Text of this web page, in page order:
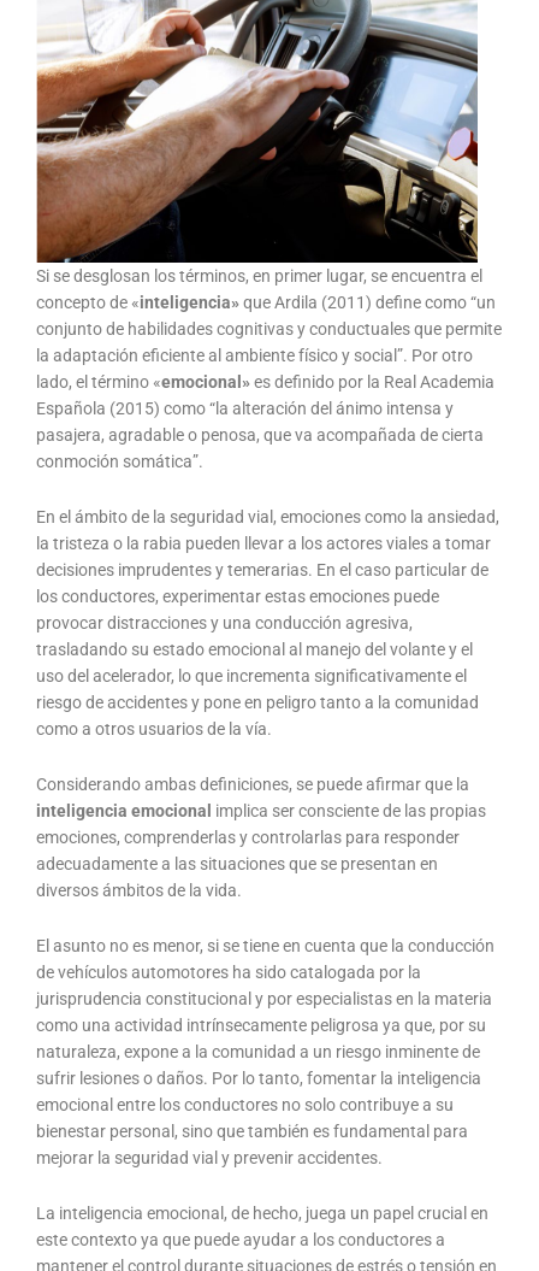
Si se desglosan los términos, en primer lugar, se encuentra el
concepto de «inteligencia»que Ardila (2011) define como “un
conjunto de habilidades cognitivas y conductuales que permite
la adaptación eficiente al ambiente físico y social”. Por otro
lado, el término «emocional»es definido por la Real Academia
Española (2015) como “la alteración del ánimo intensa y
pasajera, agradable o penosa, que va acompañada de cierta
conmoción somática”.
En el ámbito de la seguridad vial, emociones como la ansiedad,
la tristeza o la rabia pueden llevar a los actores viales a tomar
decisiones imprudentes y temerarias. En el caso particular de
los conductores, experimentar estas emociones puede
provocar distracciones y una conducción agresiva,
trasladando su estado emocional al manejo del volante y el
uso del acelerador, lo que incrementa significativamente el
riesgo de accidentes y pone en peligro tanto a la comunidad
como a otros usuarios de la vía.
Considerando ambas definiciones, se puede afirmar que la
inteligencia emocional implica ser consciente de las propias
emociones, comprenderlas y controlarlas para responder
adecuadamente a las situaciones que se presentan en
diversos ámbitos de la vida.
El asunto no es menor, si se tiene en cuenta que la conducción
de vehículos automotores ha sido catalogada por la
jurisprudencia constitucional y por especialistas en la materia
como una actividad intrínsecamente peligrosa ya que, por su
naturaleza, expone a la comunidad a un riesgo inminente de
sufrir lesiones o daños. Por lo tanto, fomentar la inteligencia
emocional entre los conductores no solo contribuye a su
bienestar personal, sino que también es fundamental para
mejorar la seguridad vial y prevenir accidentes.
La inteligencia emocional, de hecho, juega un papel crucial en
este contexto ya que puede ayudar a los conductores a
mantener el control durante situaciones de estrés o tensión en